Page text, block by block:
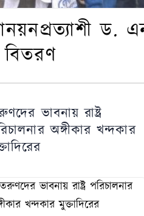
ড.
ভাবনায় রাষ্ট্র
অঙ্গীকার খন্দকার